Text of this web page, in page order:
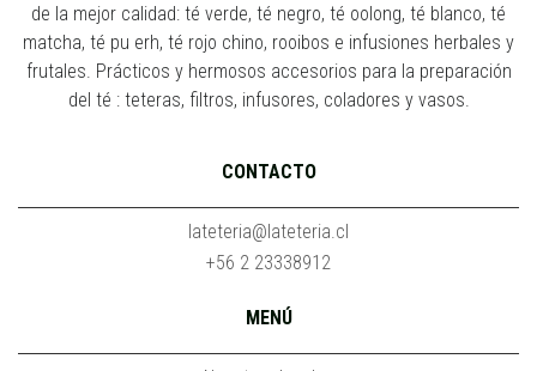
de la mejor calidad: té verde, té negro, té oolong, té blanco, té
matcha, té pu erh, té rojo chino, rooibos e infusiones herbales y
frutales. Prácticos y hermosos accesorios para la preparación
del té : teteras, filtros, infusores, coladores y vasos.
CONTACTO
lateteria@lateteria.cl
+56 2 23338912
MENÚ